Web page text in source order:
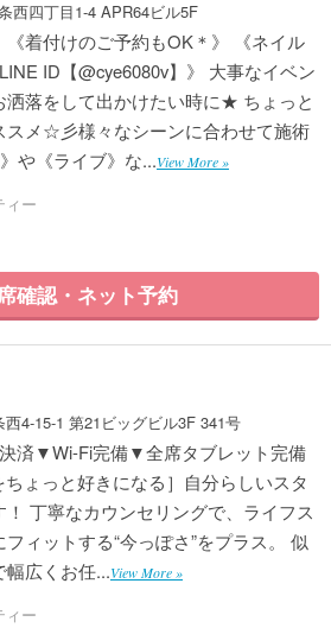
西四丁目1-4 APR64ビル5F
着付けのご予約もOK＊》 《ネイル
ID【@cye6080v】》 大事なイベン
落をして出かけたい時に★ ちょっと
スメ☆彡様々なシーンに合わせて施術
や《ライブ》な...View More »
ィー
確認・ネット予約
4-15-1 第21ビッグビル3F 341号
済▼Wi-Fi完備▼全席タブレット完備
ょっと好きになる］自分らしいスタ
丁寧なカウンセリングで、ライフス
ィットする“今っぽさ”をプラス。 似
広くお任...View More »
ィー